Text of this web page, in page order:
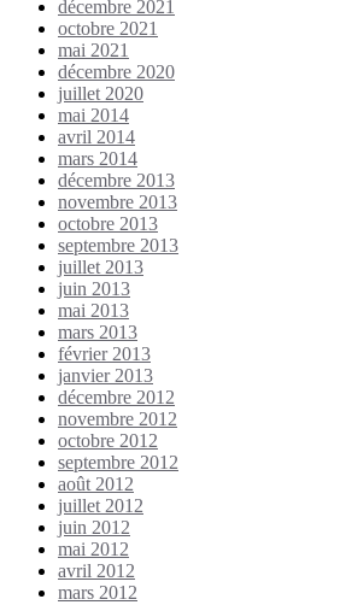
décembre 2021
octobre 2021
mai 2021
décembre 2020
juillet 2020
mai 2014
avril 2014
mars 2014
décembre 2013
novembre 2013
octobre 2013
septembre 2013
juillet 2013
juin 2013
mai 2013
mars 2013
février 2013
janvier 2013
décembre 2012
novembre 2012
octobre 2012
septembre 2012
août 2012
juillet 2012
juin 2012
mai 2012
avril 2012
mars 2012